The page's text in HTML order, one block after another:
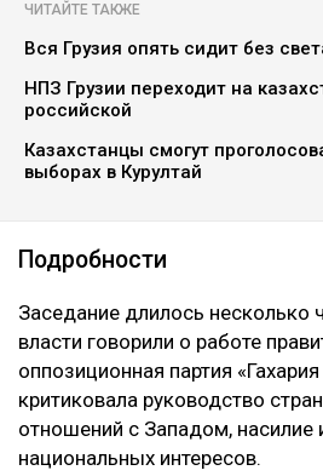
ЧИТАЙТЕ ТАКЖЕ
Вся Грузия опять сидит без
НПЗ Грузии переходит на
российской
Казахстанцы смогут
выборах в Курултай
Подробности
Заседание длилось несколько
власти говорили о работе
оппозиционная партия
критиковала руководство
отношений с Западом, насилие
национальных интересов.